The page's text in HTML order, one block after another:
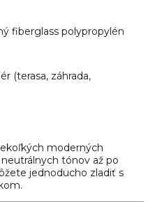
fiberglass polypropylén
(terasa, záhrada,
moderných
tónov až po
jednoducho zladiť s